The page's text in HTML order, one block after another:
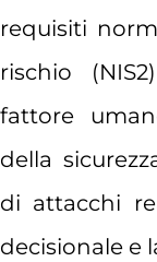
requisiti
rischio
fattore
della
di attacchi
decisionale e